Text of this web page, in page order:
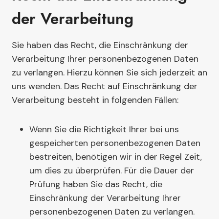
der Verarbeitung
Sie haben das Recht, die Einschränkung der
Verarbeitung Ihrer personenbezogenen Daten
zu verlangen. Hierzu können Sie sich jederzeit an
uns wenden. Das Recht auf Einschränkung der
Verarbeitung besteht in folgenden Fällen:
Wenn Sie die Richtigkeit Ihrer bei uns
gespeicherten personenbezogenen Daten
bestreiten, benötigen wir in der Regel Zeit,
um dies zu überprüfen. Für die Dauer der
Prüfung haben Sie das Recht, die
Einschränkung der Verarbeitung Ihrer
personenbezogenen Daten zu verlangen.